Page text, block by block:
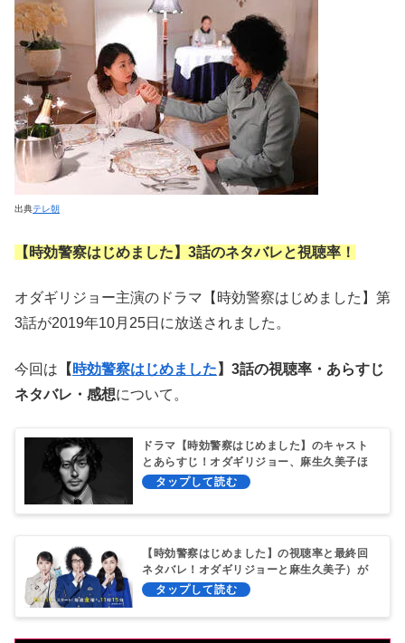
出典テレ朝
【時効警察はじめました】3話のネタバレと視聴率！
オダギリジョー主演のドラマ【時効警察はじめました】第
3話が2019年10月25日に放送されました。
今回は 【 時効警察はじめました 】3話の視聴率・あらすじ
ネタバレ・感想について。
ドラマ【時効警察はじめました】のキャスト
とあらすじ！オダギリジョー、麻生久美子ほ
か出演者一覧！
【時効警察はじめました】の視聴率と最終回
ネタバレ！オダギリジョーと麻生久美子）が
夫婦に？